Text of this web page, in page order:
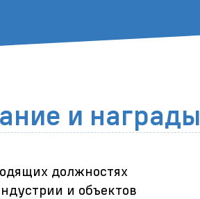
и награды
должностях
и объектов